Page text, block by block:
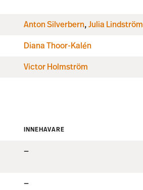
Anton Silverbern, Julia Lindström
Diana Thoor-Kalén
Victor Holmström
INNEHAVARE
—
—